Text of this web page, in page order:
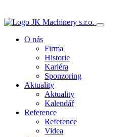
O nás
Firma
Historie
Kariéra
Sponzoring
Aktuality
Aktuality
Kalendář
Reference
Reference
Videa